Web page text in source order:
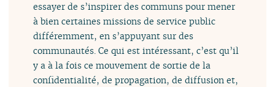
essayer de s’inspirer des communs pour mener
à bien certaines missions de service public
différemment, en s’appuyant sur des
communautés. Ce qui est intéressant, c’est qu’il
y a à la fois ce mouvement de sortie de la
confidentialité, de propagation, de diffusion et,